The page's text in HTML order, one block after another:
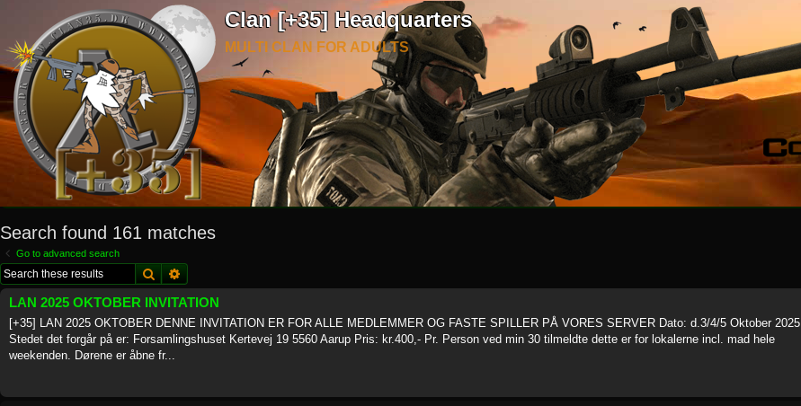
Clan [+35] Headquarters
MULTI CLAN FOR ADULTS
Search found 161 matches
Go to advanced search
SearchAdvanced search
LAN 2025 OKTOBER INVITATION
[+35] LAN 2025 OKTOBER DENNE INVITATION ER FOR ALLE MEDLEMMER OG FASTE SPILLER PÅ VORES SERVER Dato: d.3/4/5 Oktober 2025
Stedet det forgår på er: Forsamlingshuset Kertevej 19 5560 Aarup Pris: kr.400,- Pr. Person ved min 30 tilmeldte dette er for lokalerne incl. mad hele
weekenden. Dørene er åbne fr...